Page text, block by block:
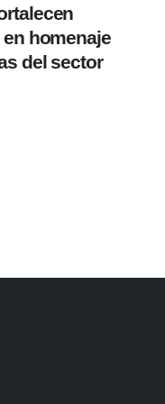
homenaje
del sector